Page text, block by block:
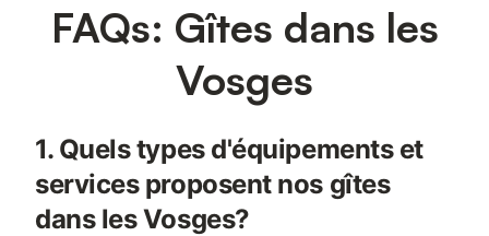
FAQs: Gîtes dans les
Vosges
1. Quels types d'équipements et
services proposent nos gîtes
dans les Vosges?